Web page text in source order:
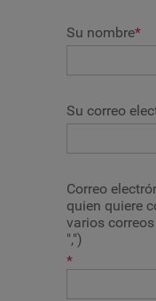
Su nombre*
Su correo
Correo
quien quiere
varios
",")
*